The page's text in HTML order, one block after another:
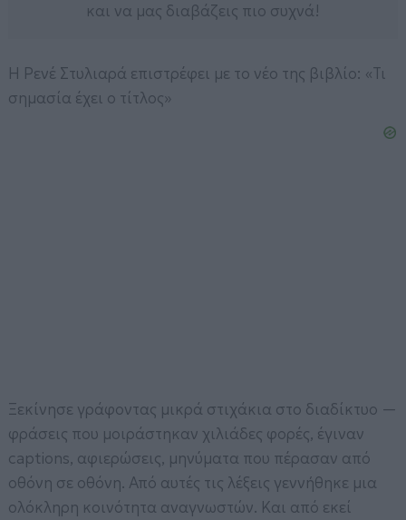
και να μας διαβάζεις πιο συχνά!
Η Ρενέ Στυλιαρά επιστρέφει με το νέο της βιβλίο: «Τι
σημασία έχει ο τίτλος»
Ξεκίνησε γράφοντας μικρά στιχάκια στο διαδίκτυο —
φράσεις που μοιράστηκαν χιλιάδες φορές, έγιναν
captions, αφιερώσεις, μηνύματα που πέρασαν από
οθόνη σε οθόνη. Από αυτές τις λέξεις γεννήθηκε μια
ολόκληρη κοινότητα αναγνωστών. Και από εκεί